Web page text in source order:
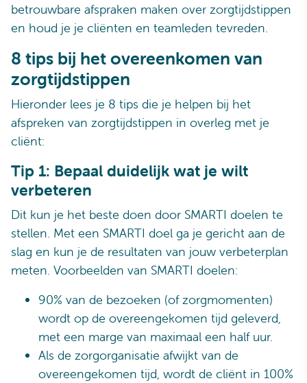
betrouwbare afspraken maken over zorgtijdstippen
en houd je je cliënten en teamleden tevreden.
8 tips bij het overeenkomen van
zorgtijdstippen
Hieronder lees je 8 tips die je helpen bij het
afspreken van zorgtijdstippen in overleg met je
cliënt:
Tip 1: Bepaal duidelijk wat je wilt
verbeteren
Dit kun je het beste doen door SMARTI doelen te
stellen. Met een SMARTI doel ga je gericht aan de
slag en kun je de resultaten van jouw verbeterplan
meten. Voorbeelden van SMARTI doelen:
90% van de bezoeken (of zorgmomenten)
wordt op de overeengekomen tijd geleverd,
met een marge van maximaal een half uur.
Als de zorgorganisatie afwijkt van de
overeengekomen tijd, wordt de cliënt in 100%